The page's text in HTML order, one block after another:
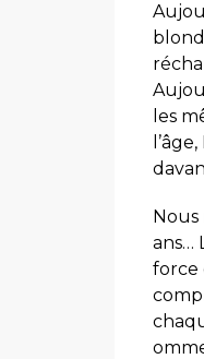
les
Nous
ans…
force